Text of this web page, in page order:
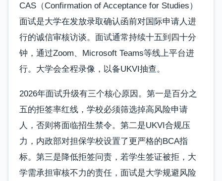
CAS（Confirmation of Acceptance for Studies）
面试是大学在发放录取确认函前对国际申请人进
行的诚信审核访谈。面试通常持续十五到四十分
钟，通过Zoom、Microsoft Teams等线上平台进
行。大学会全程录像，以备UKVI抽查。
2026年面试升级有三个核心原因。第一是百分之
五的拒签率红线，学校必须筛选掉高风险申请
人，否则将面临招生禁令。第二是UKVI合规压
力，内政部对担保学校设置了更严格的BCA指
标。第三是降低拒签问责，若学生签证被拒，大
学需承担审核不力的责任，面试是大学规避风险